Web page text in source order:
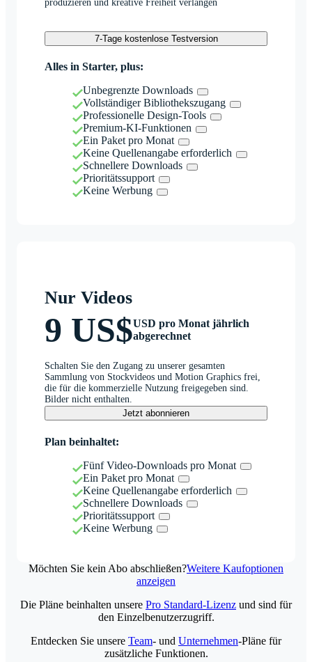
produzieren und kreative Freiheit verlangen
7-Tage kostenlose Testversion
Alles in Starter, plus:
Unbegrenzte Downloads
Vollständiger Bibliothekszugang
Professionelle Design-Tools
Premium-KI-Funktionen
Ein Paket pro Monat
Keine Quellenangabe erforderlich
Schnellere Downloads
Prioritätssupport
Keine Werbung
Nur Videos
9 US$USD pro Monat jährlich
abgerechnet
Schalten Sie den Zugang zu unserer gesamten
Sammlung von Stockvideos und Motion Graphics frei,
die für die kommerzielle Nutzung freigegeben sind.
Bilder nicht enthalten.
Jetzt abonnieren
Plan beinhaltet:
Fünf Video-Downloads pro Monat
Ein Paket pro Monat
Keine Quellenangabe erforderlich
Schnellere Downloads
Prioritätssupport
Keine Werbung
Möchten Sie kein Abo abschließen?Weitere Kaufoptionen
anzeigen
Die Pläne beinhalten unsere Pro Standard-Lizenz und sind für
den Einzelbenutzerzugriff.
Entdecken Sie unsere Team- und Unternehmen-Pläne für
zusätzliche Funktionen.